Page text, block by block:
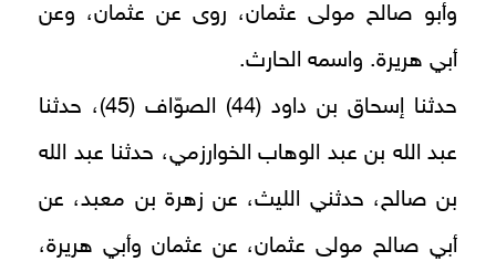
وأبو صالح مولى عثمان، روى عن عثمان، وعن
أبي هريرة. واسمه الحارث.
حدثنا إسحاق بن داود (44) الصوّاف (45)، حدثنا
عبد الله بن عبد الوهاب الخوارزمي، حدثنا عبد الله
بن صالح، حدثني الليث، عن زهرة بن معبد، عن
أبي صالح مولى عثمان، عن عثمان وأبي هريرة،